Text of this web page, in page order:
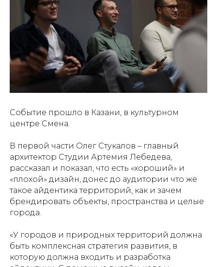
Событие прошло в Казани, в культурном
центре Смена.
В первой части Олег Стукалов – главный
архитектор Студии Артемия Лебедева,
рассказал и показал, что есть «хороший» и
«плохой» дизайн, донес до аудитории что же
такое айдентика территорий, как и зачем
брендировать объекты, пространства и целые
города.
«У городов и природных территорий должна
быть комплексная стратегия развития, в
которую должна входить и разработка